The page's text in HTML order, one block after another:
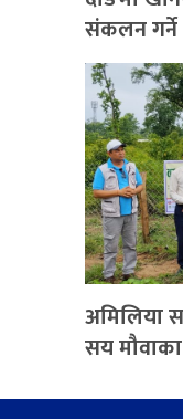
संकलन गर्ने
अमिलिया
सय